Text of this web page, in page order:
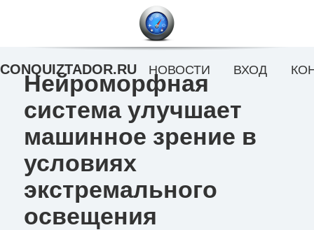
Нейроморфная
система улучшает
машинное зрение в
условиях
экстремального
освещения
CONQUIZTADOR.RU НОВОСТИ ВХОД